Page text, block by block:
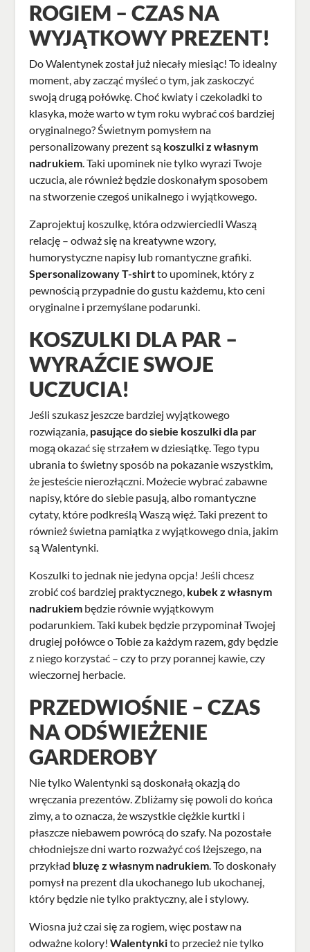
ROGIEM – CZAS NA
WYJĄTKOWY PREZENT!
Do Walentynek został już niecały miesiąc! To idealny
moment, aby zacząć myśleć o tym, jak zaskoczyć
swoją drugą połówkę. Choć kwiaty i czekoladki to
klasyka, może warto w tym roku wybrać coś bardziej
oryginalnego? Świetnym pomysłem na
personalizowany prezent są koszulki z własnym
nadrukiem. Taki upominek nie tylko wyrazi Twoje
uczucia, ale również będzie doskonałym sposobem
na stworzenie czegoś unikalnego i wyjątkowego.
Zaprojektuj koszulkę, która odzwierciedli Waszą
relację – odważ się na kreatywne wzory,
humorystyczne napisy lub romantyczne grafiki.
Spersonalizowany T-shirtto upominek, który z
pewnością przypadnie do gustu każdemu, kto ceni
oryginalne i przemyślane podarunki.
KOSZULKI DLA PAR –
WYRAŹCIE SWOJE
UCZUCIA!
Jeśli szukasz jeszcze bardziej wyjątkowego
rozwiązania, pasujące do siebie koszulki dla par
mogą okazać się strzałem w dziesiątkę. Tego typu
ubrania to świetny sposób na pokazanie wszystkim,
że jesteście nierozłączni. Możecie wybrać zabawne
napisy, które do siebie pasują, albo romantyczne
cytaty, które podkreślą Waszą więź. Taki prezent to
również świetna pamiątka z wyjątkowego dnia, jakim
są Walentynki.
Koszulki to jednak nie jedyna opcja! Jeśli chcesz
zrobić coś bardziej praktycznego, kubek z własnym
nadrukiem będzie równie wyjątkowym
podarunkiem. Taki kubek będzie przypominał Twojej
drugiej połówce o Tobie za każdym razem, gdy będzie
z niego korzystać – czy to przy porannej kawie, czy
wieczornej herbacie.
PRZEDWIOŚNIE – CZAS
NA ODŚWIEŻENIE
GARDEROBY
Nie tylko Walentynki są doskonałą okazją do
wręczania prezentów. Zbliżamy się powoli do końca
zimy, a to oznacza, że wszystkie ciężkie kurtki i
płaszcze niebawem powrócą do szafy. Na pozostałe
chłodniejsze dni warto rozważyć coś lżejszego, na
przykład bluzę z własnym nadrukiem. To doskonały
pomysł na prezent dla ukochanego lub ukochanej,
który będzie nie tylko praktyczny, ale i stylowy.
Wiosna już czai się za rogiem, więc postaw na
odważne kolory!Walentynkito przecież nie tylko